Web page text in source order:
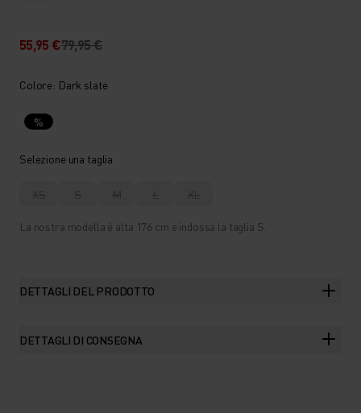
55,95 €79,95 €
Colore: Dark slate
%
Selezione una taglia
XS S M L XL
La nostra modella è alta 176 cm e indossa la taglia S.
DETTAGLI DEL PRODOTTO
DETTAGLI DI CONSEGNA